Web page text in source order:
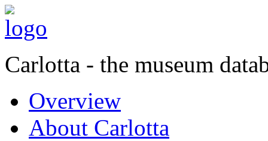
Carlotta - the museum
Overview
About Carlotta